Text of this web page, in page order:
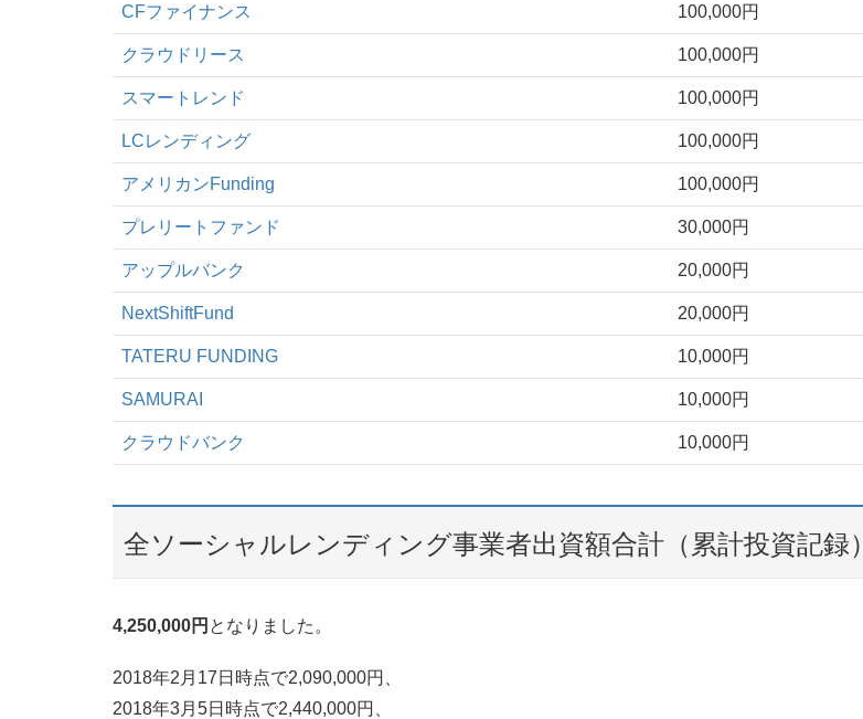
CFファイナンス 100,000円
クラウドリース 100,000円
スマートレンド 100,000円
LCレンディング 100,000円
アメリカンFunding 100,000円
プレリートファンド 30,000円
アップルバンク 20,000円
NextShiftFund 20,000円
TATERU FUNDING 10,000円
SAMURAI 10,000円
クラウドバンク 10,000円
全ソーシャルレンディング事業者出資額合計（累計投資記録）
4,250,000円 となりました。
2018年2月17日時点で2,090,000円、
2018年3月5日時点で2,440,000円、